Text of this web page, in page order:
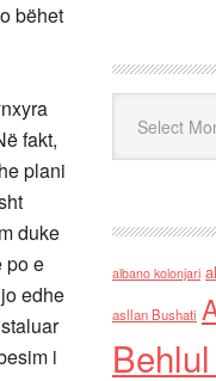
bëhet
fakt,
plani
duke
po e
edhe
i
albano kolonjari
asllan Bushati